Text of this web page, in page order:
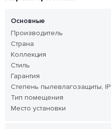
Основные
Производитель
Страна
Коллекция
Стиль
Гарантия
Степень пылевлагозащиты, IP
Тип помещения
Место установки